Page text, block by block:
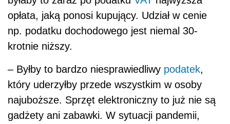
często laptop, tablet czykomputerstacjonarny
to produkty pierwszej potrzeby, które decydują
o naszym funkcjonowaniu w społeczeństwie –
podkreśla wiceprezes Instytutu Staszica. – Co
zabawne, sam polski ustawodawca w ocenie
skutków regulacji pisze, że jeżeli ceny
elektroniki w Polsce wzrosną, to Polacy będą
kupować ją w serwisach